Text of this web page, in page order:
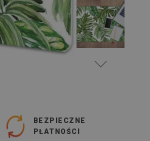
BEZPIECZNE
PŁATNOŚCI